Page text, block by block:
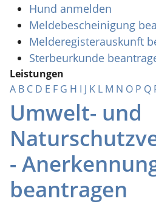
Hund anmelden
Meldebescheinigung
Melderegisterauskunft
Sterbeurkunde
Leistungen
A B C D E F G H I J K L M N O P Q
Umwelt- und
-
beantragen